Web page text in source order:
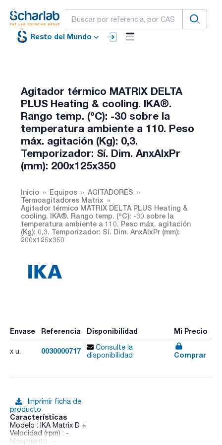
Resto del Mundo
Agitador térmico MATRIX DELTA
PLUS Heating & cooling. IKA®.
Rango temp. (ºC): -30 sobre la
temperatura ambiente a 110. Peso
máx. agitación (Kg): 0,3.
Temporizador: Sí. Dim. AnxAlxPr
(mm): 200x125x350
Inicio Equipos
AGITADORES
Termoagitadores Matrix
Agitador térmico MATRIX DELTA PLUS Heating &
cooling. IKA®. Rango temp. (ºC): -30 sobre la
temperatura ambiente a 110. Peso máx. agitación
(Kg): 0,3. Temporizador: Sí. Dim. AnxAlxPr (mm):
200x125x350
Envase Referencia Disponibilidad Mi Precio
x u. 0030000717
Consulte la
disponibilidad
Comprar
Imprimir ficha de
producto
Características
Modelo : IKA Matrix D +
Velocidad (rpm) : -
Movimiento : -